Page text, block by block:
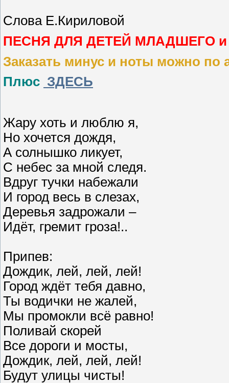
Слова Е.Кириловой
ПЕСНЯ ДЛЯ ДЕТЕЙ МЛАДШЕГО и
Заказать минус и ноты можно по
Плюс ЗДЕСЬ
Жару хоть и люблю я,
Но хочется дождя,
А солнышко ликует,
С небес за мной следя.
Вдруг тучки набежали
И город весь в слезах,
Деревья задрожали –
Идёт, гремит гроза!..
Припев:
Дождик, лей, лей, лей!
Город ждёт тебя давно,
Ты водички не жалей,
Мы промокли всё равно!
Поливай скорей
Все дороги и мосты,
Дождик, лей, лей, лей!
Будут улицы чисты!